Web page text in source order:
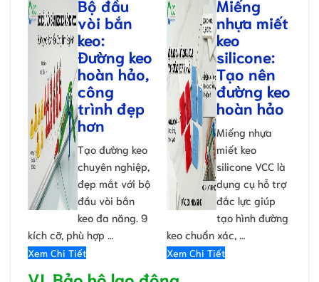
Bộ đầu
vòi bắn
keo:
Đường keo
hoàn hảo,
công
trình đẹp
hơn
Tạo đường keo
chuyên nghiệp,
đẹp mắt với bộ
đầu vòi bắn
keo đa năng. 9
kích cỡ, phù hợp …
Xem Chi Tiết
Miếng
nhựa miết
keo
silicone:
Tạo nên
đường keo
hoàn hảo
Miếng nhựa
miết keo
silicone VCC là
dụng cụ hỗ trợ
đắc lực giúp
tạo hình đường
keo chuẩn xác, …
Xem Chi Tiết